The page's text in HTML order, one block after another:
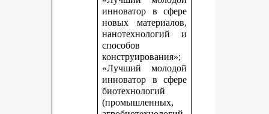
инноватор в сфере
новых материалов,
нанотехнологий и
способов
конструирования»;
«Лучший молодой
инноватор в сфере
биотехнологий
(промышленных,